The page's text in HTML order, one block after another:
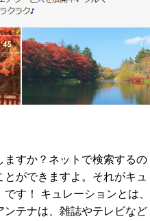
すか？ネットで検索するの
ができますよ。それがキュ
す！ キュレーションとは、
テナは、雑誌やテレビなど